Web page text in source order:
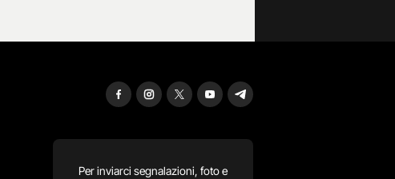
Per inviarci segnalazioni, foto e